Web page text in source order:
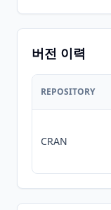
버전 이력
REPOSITORY
CRAN